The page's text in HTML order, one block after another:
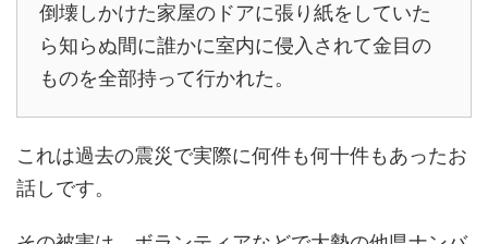
倒壊しかけた家屋のドアに張り紙をしていた
ら知らぬ間に誰かに室内に侵入されて金目の
ものを全部持って行かれた。
これは過去の震災で実際に何件も何十件もあったお
話しです。